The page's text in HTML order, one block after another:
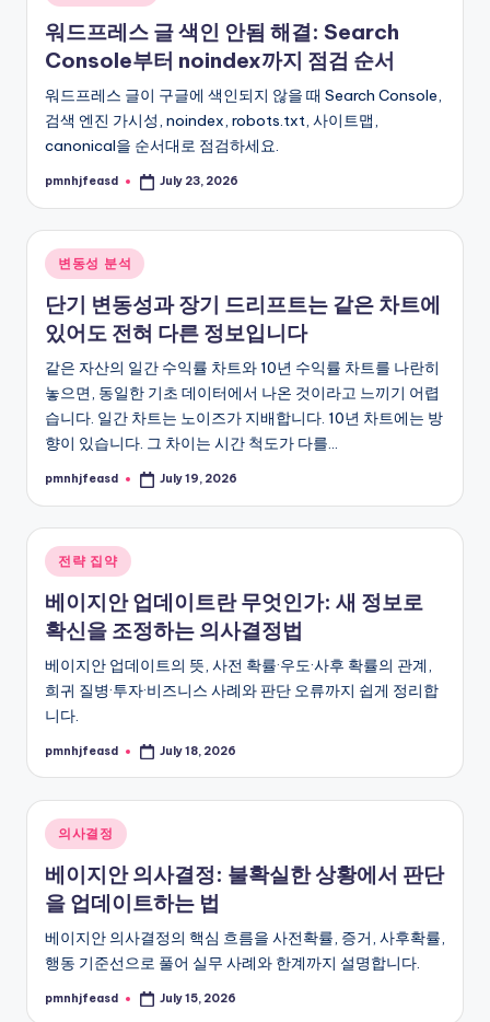
in
워드프레스 글 색인 안됨 해결: Search
Console부터 noindex까지 점검 순서
워드프레스 글이 구글에 색인되지 않을 때 Search Console,
검색 엔진 가시성, noindex, robots.txt, 사이트맵,
canonical을 순서대로 점검하세요.
Posted
pmnhjfeasd July 23, 2026
Posted
in
변동성 분석
단기 변동성과 장기 드리프트는 같은 차트에
있어도 전혀 다른 정보입니다
같은 자산의 일간 수익률 차트와 10년 수익률 차트를 나란히
놓으면, 동일한 기초 데이터에서 나온 것이라고 느끼기 어렵
습니다. 일간 차트는 노이즈가 지배합니다. 10년 차트에는 방
향이 있습니다. 그 차이는 시간 척도가 다를…
Posted
pmnhjfeasd July 19, 2026
Posted
in
전략 집약
베이지안 업데이트란 무엇인가: 새 정보로
확신을 조정하는 의사결정법
베이지안 업데이트의 뜻, 사전 확률·우도·사후 확률의 관계,
희귀 질병·투자·비즈니스 사례와 판단 오류까지 쉽게 정리합
니다.
Posted
pmnhjfeasd July 18, 2026
Posted
in
의사결정
베이지안 의사결정: 불확실한 상황에서 판단
을 업데이트하는 법
베이지안 의사결정의 핵심 흐름을 사전확률, 증거, 사후확률,
행동 기준선으로 풀어 실무 사례와 한계까지 설명합니다.
Posted
pmnhjfeasd July 15, 2026